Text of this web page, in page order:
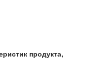
продукта,